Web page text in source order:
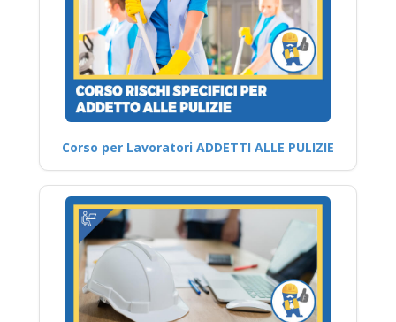
Corso per Lavoratori ADDETTI ALLE PULIZIE